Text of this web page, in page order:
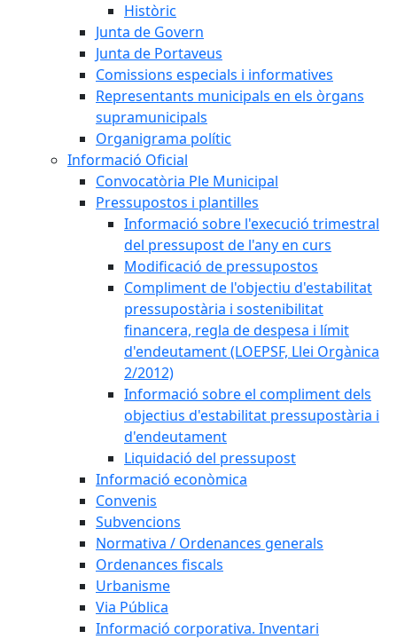
Històric
Junta de Govern
Junta de Portaveus
Comissions especials i informatives
Representants municipals en els òrgans
supramunicipals
Organigrama polític
Informació Oficial
Convocatòria Ple Municipal
Pressupostos i plantilles
Informació sobre l'execució trimestral
del pressupost de l'any en curs
Modificació de pressupostos
Compliment de l'objectiu d'estabilitat
pressupostària i sostenibilitat
financera, regla de despesa i límit
d'endeutament (LOEPSF, Llei Orgànica
2/2012)
Informació sobre el compliment dels
objectius d'estabilitat pressupostària i
d'endeutament
Liquidació del pressupost
Informació econòmica
Convenis
Subvencions
Normativa / Ordenances generals
Ordenances fiscals
Urbanisme
Via Pública
Informació corporativa. Inventari